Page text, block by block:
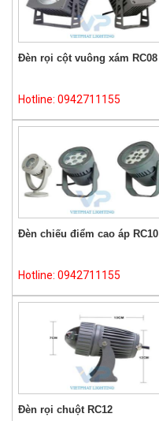
Đèn rọi cột vuông xám RC08
Hotline: 0942711155
Đèn chiếu điểm cao áp RC10
Hotline: 0942711155
Đèn rọi chuột RC12